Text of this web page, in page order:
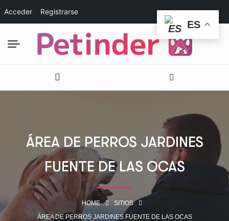
Acceder Registrarse
ÁREA DE PERROS JARDINES
FUENTE DE LAS OCAS
HOME
SITIOS
ÁREA DE PERROS JARDINES FUENTE DE LAS OCAS
ES